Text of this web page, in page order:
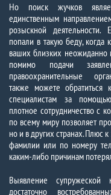
Но поиск жучков
единственным
розыскной деятельности.
попали в такую беду, когда
ваших близких неожиданно
помимо подачи
правоохранительные
также можете обратиться
специалистам за
плотное сотрудничество с
по всему миру позволяет
но и в других странах. Плюс
фамилии или по номеру
каким-либо причинам
Выявление супружеской
достаточно